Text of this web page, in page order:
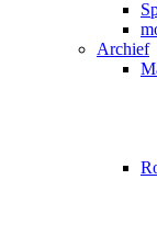
Archief